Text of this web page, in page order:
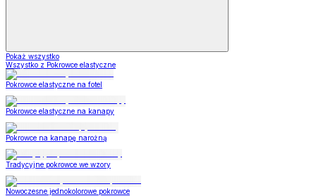
Pokaż wszystko
Wszystko z Pokrowce elastyczne
Pokrowce elastyczne na fotel
Pokrowce elastyczne na kanapy
Pokrowce na kanapę narożną
Tradycyjne pokrowce we wzory
Nowoczesne jednokolorowe pokrowce